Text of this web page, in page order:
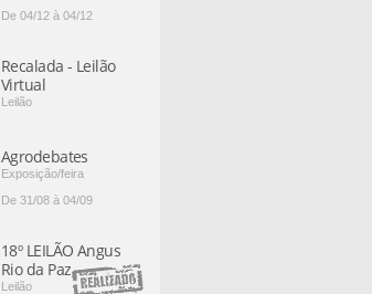
De 04/12 à 04/12
Recalada - Leilão
Virtual
Leilão
Agrodebates
Exposição/feira
De 31/08 à 04/09
18º LEILÃO Angus
Rio da Paz
Leilão